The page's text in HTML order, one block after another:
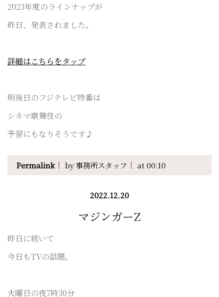
2023年度のラインナップが
昨日、発表されました。
詳細はこちらをタップ
明後日のフジテレビ特番は
シネマ歌舞伎の
予習にもなりそうです♪
Permalink by 事務所スタッフ at 00:10
2022.12.20
マジンガーZ
昨日に続いて
今日もTVの話題。
火曜日の夜7時30分